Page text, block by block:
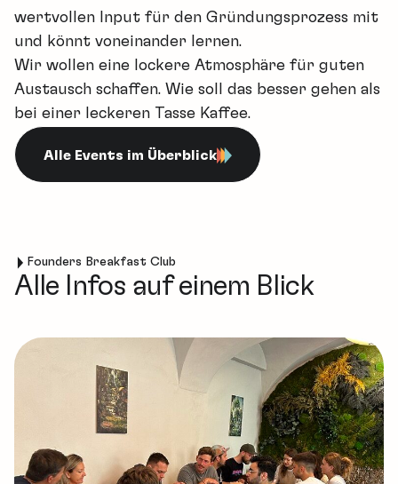
wertvollen Input für den Gründungsprozess mit
und könnt voneinander lernen.
Wir wollen eine lockere Atmosphäre für guten
Austausch schaffen. Wie soll das besser gehen als
bei einer leckeren Tasse Kaffee.
Alle Events im Überblick
Founders Breakfast Club
Alle Infos auf einem Blick